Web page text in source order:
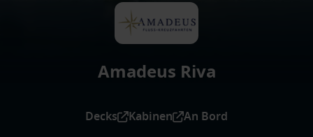
Amadeus Riva
Decks Kabinen An Bord